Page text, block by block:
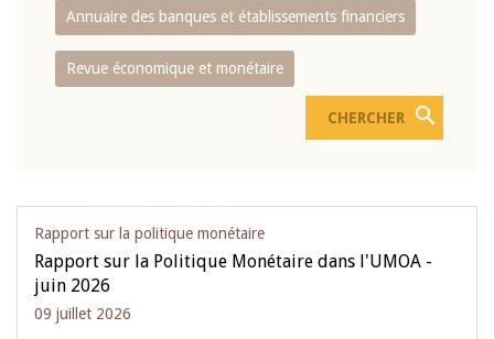
Annuaire des banques et établissements financiers
Revue économique et monétaire
Rapport sur la politique monétaire
Rapport sur la Politique Monétaire dans l'UMOA -
juin 2026
09 juillet 2026